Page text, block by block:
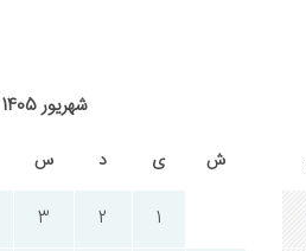
شهریور 1405
ش ی د س
1
2
3